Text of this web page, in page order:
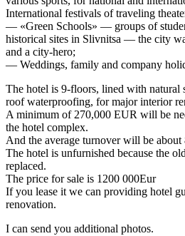
International festivals of traveling
— «Green Schools» — groups of
historical sites in Slivnitsa — the city
and a city-hero;
— Weddings, family and company
The hotel is 9-floors, lined with natural
roof waterproofing, for major interior
A minimum of 270,000 EUR will be
the hotel complex.
And the average turnover will be
The hotel is unfurnished because the
replaced.
The price for sale is 1200 000Eur
If you lease it we can providing hotel
renovation.
I can send you additional photos.